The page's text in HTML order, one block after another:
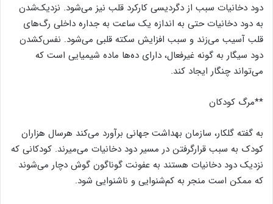
دود دخانیات سبب از دگردیسی کارکرد قلب نیز می‌شود. نزدیک‌شدن
به دود دخانیات حتی به اندازه یک ساعت به جداره داخلی رگ‌های
قلب آسیب می‌زند و سبب افزایش سکته قلبی می‌شود. نفس‌کشدن
دود سیگار به گونه غیر‌فعال، دارای ده‌ها ماده شیمیایی است که
می‌تواند چنگار ایجاد کند.
**مرگ کودکان
به گفته گلکار، سازمان بهداشت جهانی برآورد می‌کند هرسال هزاران
کودک به سبب قرار‌گرفتن در مسیر دود دخانیات می‌میرند. کودکانی که
نزدیک دود دخانیات هستند به عفونت‌ گوناگون گوش دچار می‌شوند
که ممکن است منجر به کم‌شنوایی و ناشنوایی شود.